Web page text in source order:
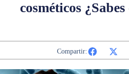
cosméticos
Compartir: